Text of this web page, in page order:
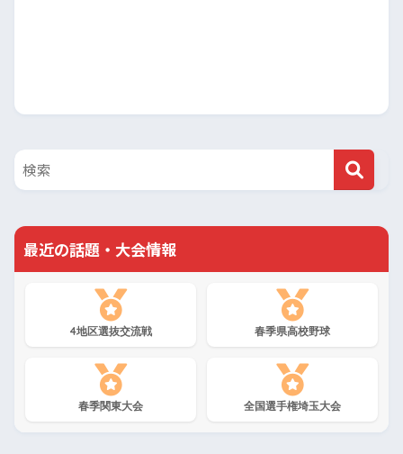
最近の話題・大会情報
4地区選抜交流戦 春季県高校野球
春季関東大会 全国選手権埼玉大会